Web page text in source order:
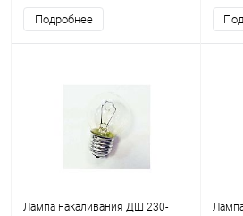
Подробнее
Лампа накаливания ДШ 230-